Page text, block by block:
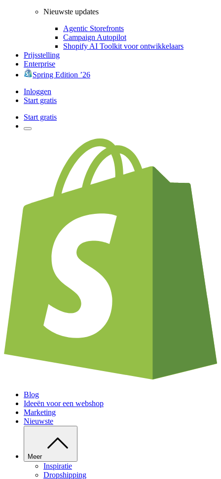
Nieuwste updates
Agentic Storefronts
Campaign Autopilot
Shopify AI Toolkit voor ontwikkelaars
Prijsstelling
Enterprise
Spring Edition ’26
Inloggen
Start gratis
Start gratis
Blog
Ideeën voor een webshop
Marketing
Nieuwste
Meer
Inspiratie
Dropshipping